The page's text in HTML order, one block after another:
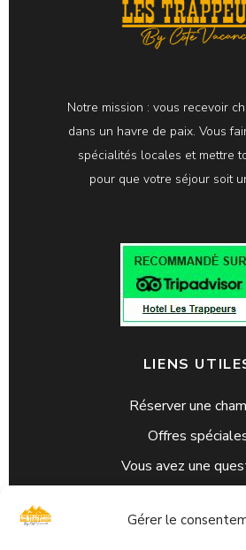
Gérer le
Notre mission : vous recevoir
dans un havre de paix. Vous
spécialités locales et mettre
pour que votre séjour soit
LIENS
Réserver une
Offres
Vous avez une
L’Hôtel